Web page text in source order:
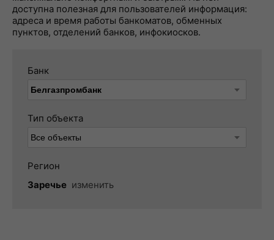
доступна полезная для пользователей информация:
адреса и время работы банкоматов, обменных
пунктов, отделений банков, инфокиосков.
Банк
Тип объекта
Регион
Заречье изменить